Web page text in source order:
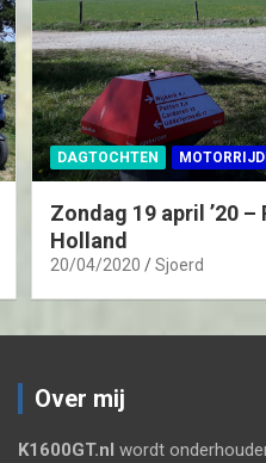
DAGTOCHTEN
Zondag 19 april ’20
Holland
20/04/2020 Sjoerd
Over mij
K1600GT.nl wordt